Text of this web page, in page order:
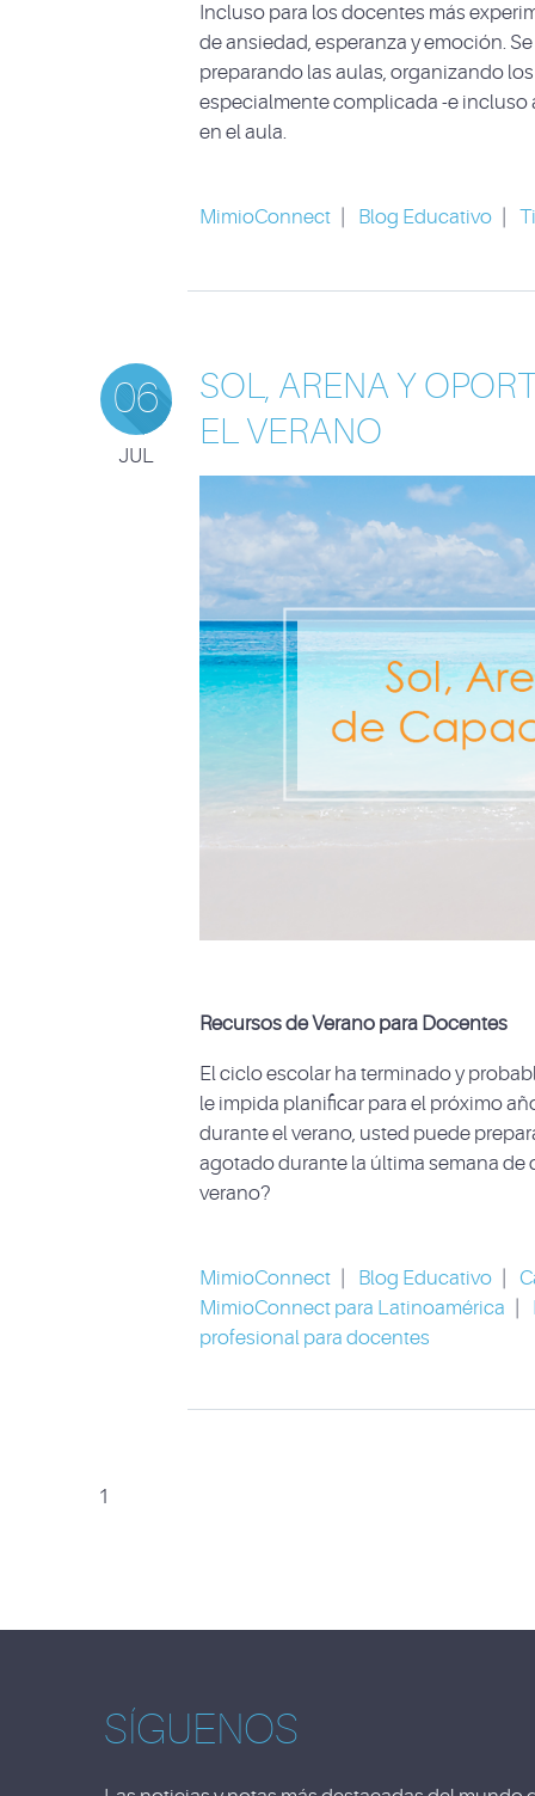
Incluso para los docentes más
de ansiedad, esperanza y emoción.
preparando las aulas, organizando
especialmente complicada -e
en el aula.
MimioConnect Blog Educativo
06
JUL
SOL, ARENA Y
EL VERANO
Recursos de Verano para Docentes
El ciclo escolar ha terminado y
le impida planificar para el próximo
durante el verano, usted puede
agotado durante la última semana de
verano?
MimioConnect Blog Educativo
MimioConnect para Latinoamérica
profesional para docentes
1
SÍGUENOS